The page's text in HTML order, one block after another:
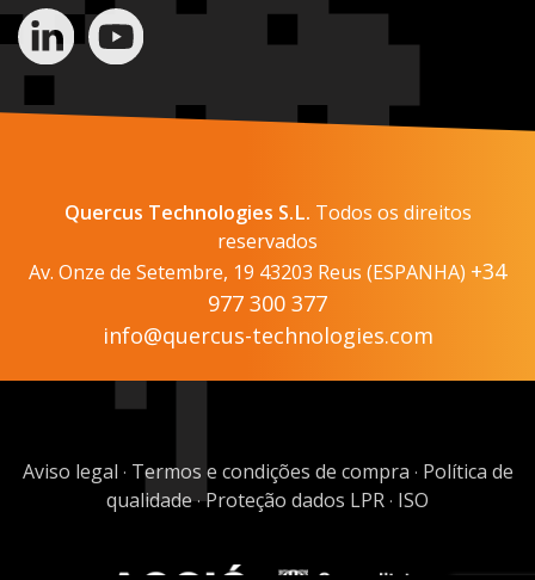
Quercus Technologies S.L. Todos os direitos
reservados
Av. Onze de Setembre, 19 43203 Reus (ESPANHA) +34
977 300 377
info@quercus-technologies.com
Aviso legal · Termos e condições de compra · Política de
qualidade·Proteção dados LPR · ISO